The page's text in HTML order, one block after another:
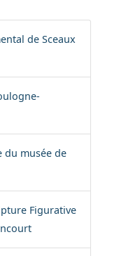
de Sceaux
du musée de
Figurative